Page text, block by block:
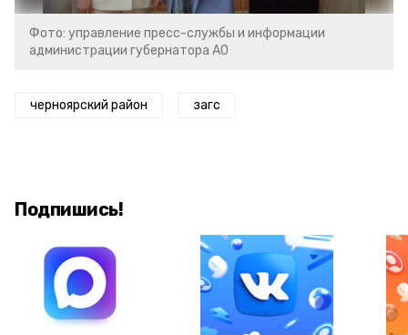
Фото: управление пресс-службы и информации
администрации губернатора АО
черноярский район загс
Подпишись!